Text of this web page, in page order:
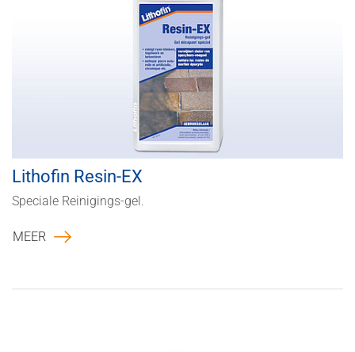
Lithofin Resin-EX
Speciale Reinigings-gel.
MEER